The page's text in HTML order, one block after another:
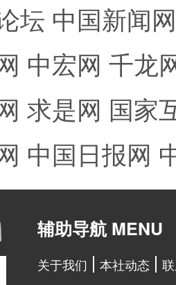
坛 中国新闻网
中宏网 千龙
求是网 国家
中国日报网
辅助导航 MENU
关于我们 本社动态